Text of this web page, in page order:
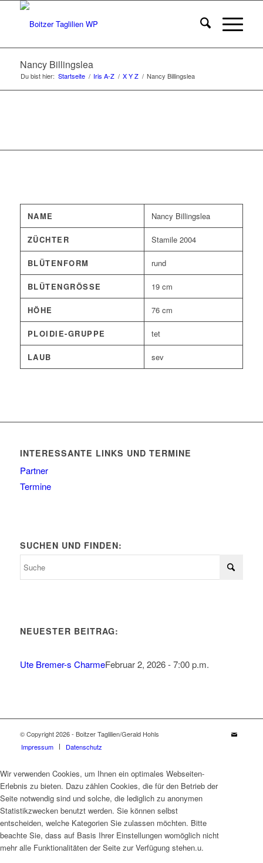
Nancy Billingslea
Du bist hier: Startseite / Iris A-Z / X Y Z / Nancy Billingslea
NAME Nancy Billingslea
ZÜCHTER Stamile 2004
BLÜTENFORM rund
BLÜTENGRÖSSE 19 cm
HÖHE 76 cm
PLOIDIE-GRUPPE tet
LAUB sev
INTERESSANTE LINKS UND TERMINE
Partner
Termine
SUCHEN UND FINDEN:
NEUESTER BEITRAG:
Ute Bremer-s CharmeFebruar 2, 2026 - 7:00 p.m.
© Copyright 2026 - Boitzer Taglilien/Gerald Hohls
Impressum
Datenschutz
Wir verwenden Cookies, um Ihnen ein optimales Webseiten-
Erlebnis zu bieten. Dazu zählen Cookies, die für den Betrieb der
Seite notwendig sind und solche, die lediglich zu anonymen
Statistikzwecken benutzt werden. Sie können selbst
entscheiden, welche Kategorien Sie zulassen möchten. Bitte
beachte Sie, dass auf Basis Ihrer Einstellungen womöglich nicht
mehr alle Funktionalitäten der Seite zur Verfügung stehen.u.